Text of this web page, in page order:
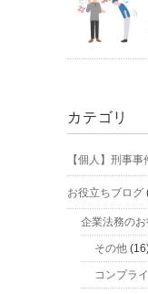
カテゴリ
【個人】刑事事
お役立ちブログ
企業法務の
その他
コンプラ